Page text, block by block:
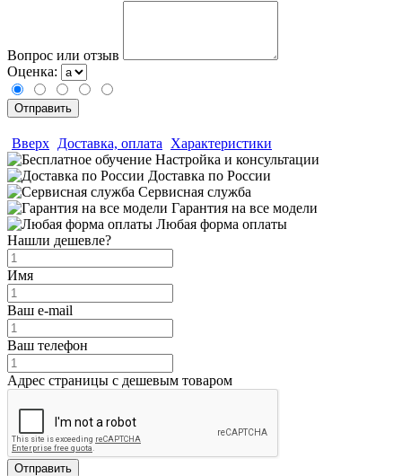
Вопрос или отзыв
Оценка:
Вверх Доставка, оплата
Характеристики
Настройка и консультации
Доставка по России
Сервисная служба
Гарантия на все модели
Любая форма оплаты
Нашли дешевле?
Имя
Ваш e-mail
Ваш телефон
Адрес страницы с дешевым товаром
Отправить